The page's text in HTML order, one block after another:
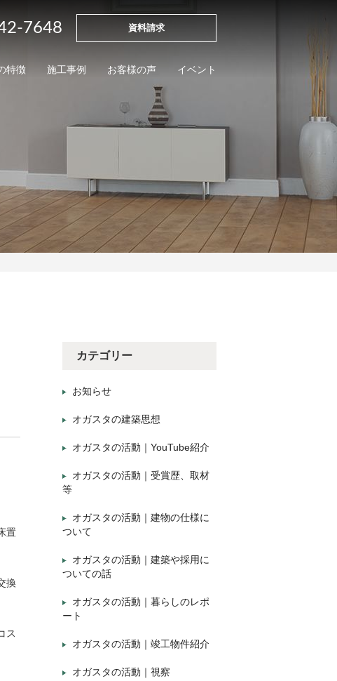
7648 資料請求
特徴 施工事例 お客様の声 イベント
置
換
ス
カテゴリー
お知らせ
オガスタの建築思想
オガスタの活動｜YouTube紹介
オガスタの活動｜受賞歴、取材
等
オガスタの活動｜建物の仕様に
ついて
オガスタの活動｜建築や採用に
ついての話
オガスタの活動｜暮らしのレポ
ート
オガスタの活動｜竣工物件紹介
オガスタの活動｜視察